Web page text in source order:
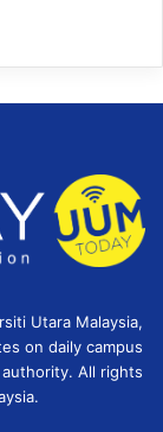
Utara Malaysia,
on daily campus
All rights